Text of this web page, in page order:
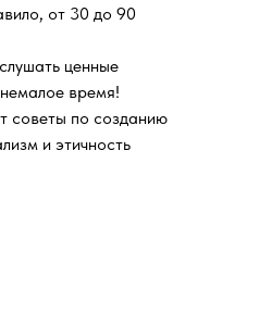
от 30 до 90
ценные
время!
советы по созданию
и этичность